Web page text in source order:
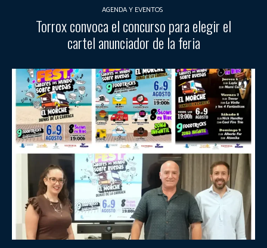
AGENDA Y EVENTOS
Torrox convoca el concurso para elegir el
cartel anunciador de la feria